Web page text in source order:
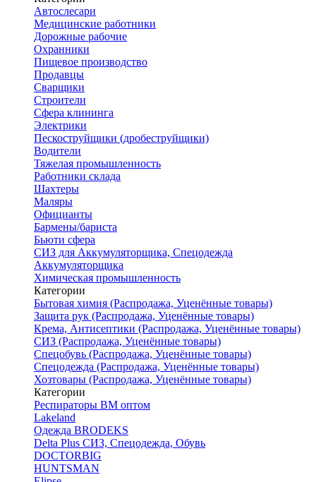
Автослесари
Медицинские работники
Дорожные рабочие
Охранники
Пищевое производство
Продавцы
Сварщики
Строители
Сфера клининга
Электрики
Пескоструйщики (дробеструйщики)
Водители
Тяжелая промышленность
Работники склада
Шахтеры
Маляры
Официанты
Бармены/бариста
Бьюти сфера
СИЗ для Аккумуляторщика, Спецодежда
Аккумуляторщика
Химическая промышленность
Категории
Бытовая химия (Распродажа, Уценённые товары)
Защита рук (Распродажа, Уценённые товары)
Крема, Антисептики (Распродажа, Уценённые товары)
СИЗ (Распродажа, Уценённые товары)
Спецобувь (Распродажа, Уценённые товары)
Спецодежда (Распродажа, Уценённые товары)
Хозтовары (Распродажа, Уценённые товары)
Категории
Респираторы ВМ оптом
Lakeland
Одежда BRODEKS
Delta Plus СИЗ, Спецодежда, Обувь
DOCTORBIG
HUNTSMAN